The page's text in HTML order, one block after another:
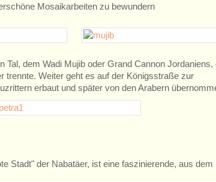
Mosaikarbeiten zu bewundern
dem Wadi Mujib oder Grand Cannon Jordaniens,
trennte. Weiter geht es auf der Königsstraße zur
erbaut und später von den Arabern
Stadt" der Nabatäer, ist eine faszinierende, aus dem